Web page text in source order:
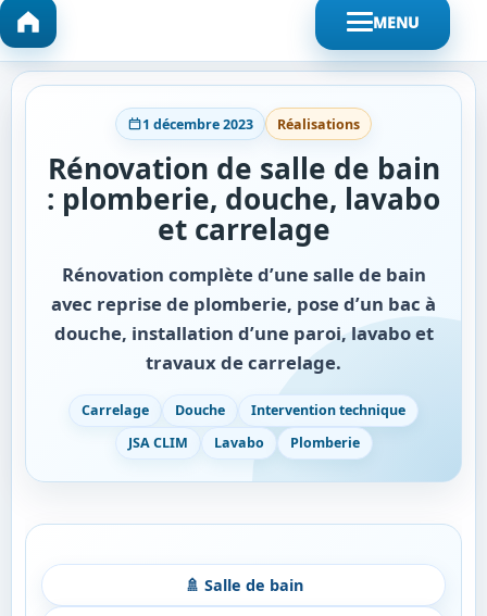
MENU
1 décembre 2023 Réalisations
Rénovation de salle de bain
: plomberie, douche, lavabo
et carrelage
Rénovation complète d’une salle de bain
avec reprise de plomberie, pose d’un bac à
douche, installation d’une paroi, lavabo et
travaux de carrelage.
Carrelage Douche
Intervention technique
JSA CLIM
Lavabo Plomberie
🚿 Salle de bain